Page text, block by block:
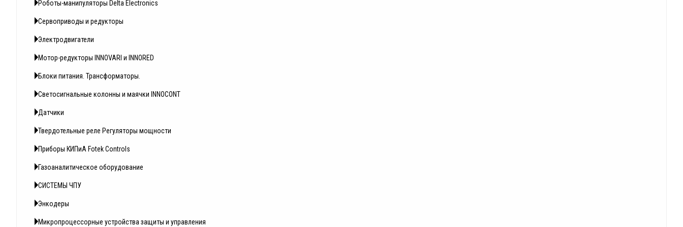
Роботы-манипуляторы Delta Electronics
Сервоприводы и редукторы
Электродвигатели
Мотор-редукторы INNOVARI и INNORED
Блоки питания. Трансформаторы.
Светосигнальные колонны и маячки INNOCONT
Датчики
Твердотельные реле Регуляторы мощности
Приборы КИПиА Fotek Controls
Газоаналитическое оборудование
СИСТЕМЫ ЧПУ
Энкодеры
Микропроцессорные устройства защиты и управления